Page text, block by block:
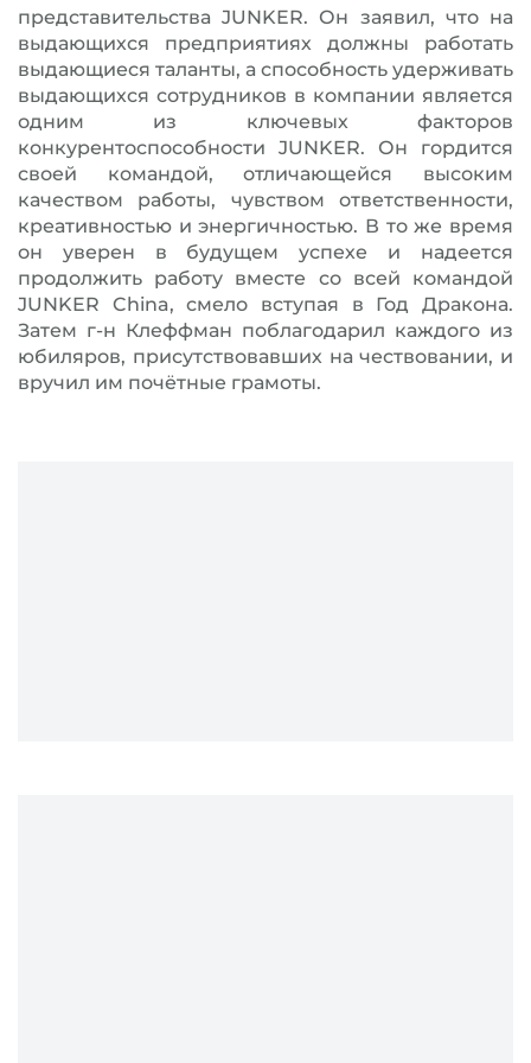
представительства JUNKER. Он заявил, что на
выдающихся предприятиях должны работать
выдающиеся таланты, а способность удерживать
выдающихся сотрудников в компании является
одним из ключевых факторов
конкурентоспособности JUNKER. Он гордится
своей командой, отличающейся высоким
качеством работы, чувством ответственности,
креативностью и энергичностью. В то же время
он уверен в будущем успехе и надеется
продолжить работу вместе со всей командой
JUNKER China, смело вступая в Год Дракона.
Затем г-н Клеффман поблагодарил каждого из
юбиляров, присутствовавших на чествовании, и
вручил им почётные грамоты.